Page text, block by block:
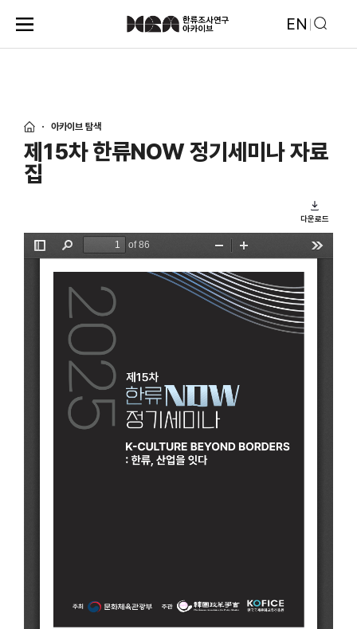
EN
아카이브 탐색
제15차 한류NOW 정기세미나 자료
집
다운로드